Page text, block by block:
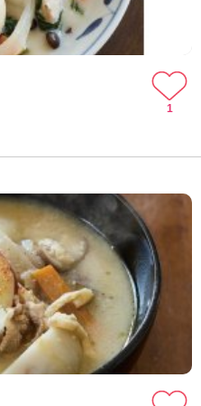
1